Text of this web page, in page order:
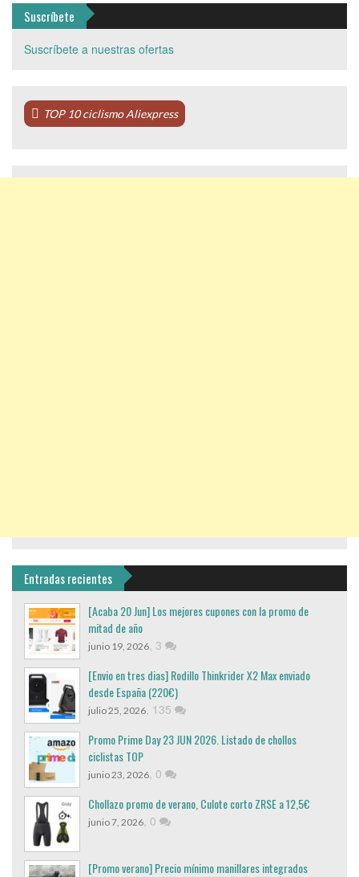
Suscríbete
Suscríbete a nuestras ofertas
TOP 10 ciclismo Aliexpress
Entradas recientes
[Acaba 20 Jun] Los mejores cupones con la promo de
mitad de año
junio 19, 2026, 3
[Envio en tres dias] Rodillo Thinkrider X2 Max enviado
desde España (220€)
julio 25, 2026, 135
Promo Prime Day 23 JUN 2026. Listado de chollos
ciclistas TOP
junio 23, 2026, 0
Chollazo promo de verano, Culote corto ZRSE a 12,5€
junio 7, 2026, 0
[Promo verano] Precio mínimo manillares integrados